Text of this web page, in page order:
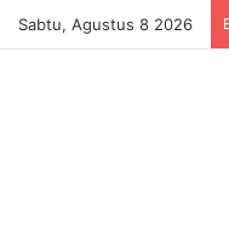
Sabtu, Agustus 8 2026